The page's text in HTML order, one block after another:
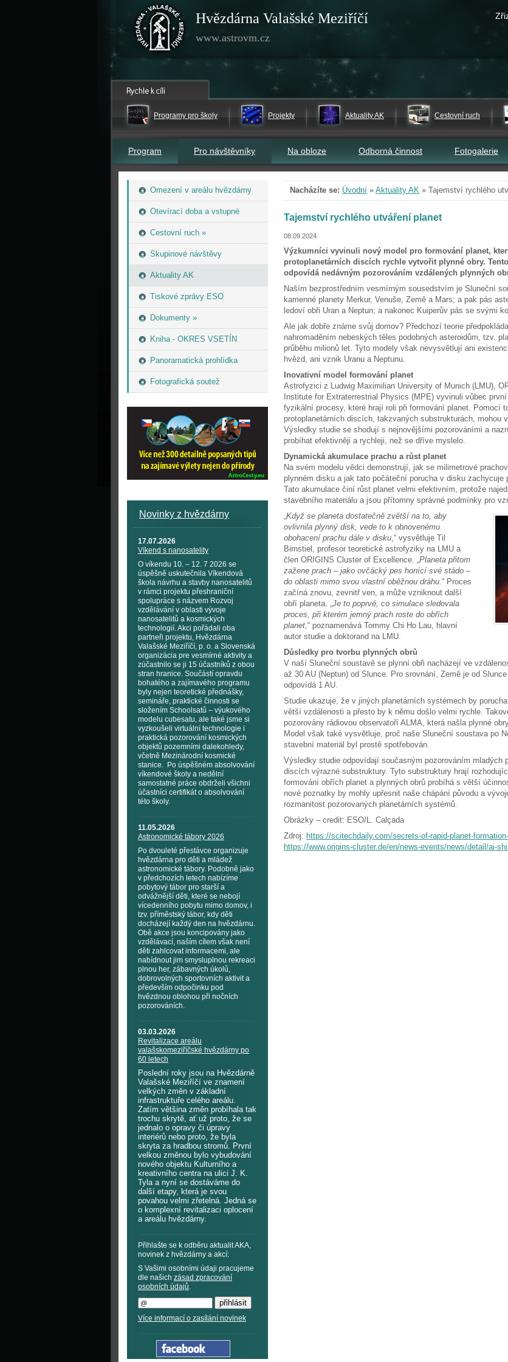
Hvězdárna Valašské Meziříčí
www.astrovm.cz
Programy pro školy Projekty Aktuality AK Cestovní ruch
Program Pro návštěvníky Na obloze Odborná činnost Fotogalerie
Omezení v areálu hvězdárny
Otevírací doba a vstupné
Cestovní ruch »
Skupinové návštěvy
Aktuality AK
Tiskové zprávy ESO
Dokumenty »
Kniha - OKRES VSETÍN
Panoramatická prohlídka
Fotografická soutež
Novinky z hvězdárny
17.07.2026
Víkend s nanosatelity
O víkendu 10. – 12. 7 2026 se
úspěšně uskutečnila Víkendová
škola návrhu a stavby nanosatelitů
v rámci projektu přeshraniční
spolupráce s názvem Rozvoj
vzdělávání v oblasti vývoje
nanosatelitů a kosmických
technologií. Akci pořádali oba
partneři projektu, Hvězdárna
Valašské Meziříčí, p. o. a Slovenská
organizácia pre vesmírné aktivity a
zúčastnilo se ji 15 účastníků z obou
stran hranice. Součástí opravdu
bohatého a zajímavého programu
byly nejen teoretické přednášky,
semináře, praktické činnosti se
složením Schoolsatů – výukového
modelu cubesatu, ale také jsme si
vyzkoušeli virtuální technologie i
praktická pozorování kosmických
objektů pozemními dalekohledy,
včetně Mezinárodní kosmické
stanice. Po úspěšném absolvování
víkendové školy a nedělní
samostatné práce obdrželi všichni
účastníci certifikát o absolvování
této školy.
11.05.2026
Astronomické tábory 2026
Po dvouleté přestávce organizuje
hvězdárna pro děti a mládež
astronomické tábory. Podobně jako
v předchozích letech nabízíme
pobytový tábor pro starší a
odvážnější děti, které se nebojí
vícedenního pobytu mimo domov, i
tzv. příměstský tábor, kdy děti
docházejí každý den na hvězdárnu.
Obě akce jsou koncipovány jako
vzdělávací, naším cílem však není
děti zahlcovat informacemi, ale
nabídnout jim smysluplnou rekreaci
plnou her, zábavných úkolů,
dobrovolných sportovních aktivit a
především odpočinku pod
hvězdnou oblohou při nočních
pozorováních.
03.03.2026
Revitalizace areálu
valašskomeziříčské hvězdárny po
60 letech
Poslední roky jsou na Hvězdárně
Valašské Meziříčí ve znamení
velkých změn v základní
infrastruktuře celého areálu.
Zatím většina změn probíhala tak
trochu skrytě, ať už proto, že se
jednalo o opravy či úpravy
interiérů nebo proto, že byla
skryta za hradbou stromů. První
velkou změnou bylo vybudování
nového objektu Kulturního a
kreativního centra na ulici J. K.
Tyla a nyní se dostáváme do
další etapy, která je svou
povahou velmi zřetelná. Jedná se
o komplexní revitalizaci oplocení
a areálu hvězdárny.
Přihlašte se k odběru aktualit AKA,
novinek z hvězdárny a akcí:
S Vašimi osobními údaji pracujeme
dle našich zásad zpracování
osobních údajů.
Více informací o zasílání novinek
Nacházíte se: Úvodní » Aktuality AK » Tajemství rychlého
Tajemství rychlého utváření planet
08.09.2024
Výzkumníci vyvinuli nový model pro formování planet,
protoplanetárních discích rychle vytvořit plynné obry.
odpovídá nedávným pozorováním vzdálených plynných
Naším bezprostředním vesmírným sousedstvím je Sluneční
kamenné planety Merkur, Venuše, Země a Mars; a pak pás
ledoví obři Uran a Neptun; a nakonec Kuiperův pás se svými
Ale jak dobře známe svůj domov? Předchozí teorie
nahromaděním nebeských těles podobných asteroidům, tzv.
průběhu milionů let. Tyto modely však nevysvětlují ani
hvězd, ani vznik Uranu a Neptunu.
Inovativní model formování planet
Astrofyzici z Ludwig Maximilian University of Munich (LMU),
Institute for Extraterrestrial Physics (MPE) vyvinuli vůbec
fyzikální procesy, které hrají roli při formování planet. Pomocí
protoplanetárních discích, takzvaných substrukturách, mohou
Výsledky studie se shodují s nejnovějšími pozorováními a
probíhat efektivněji a rychleji, než se dříve myslelo.
Dynamická akumulace prachu a růst planet
Na svém modelu vědci demonstrují, jak se milimetrové
plynném disku a jak tato počáteční porucha v disku zachycuje
Tato akumulace činí růst planet velmi efektivním, protože
stavebního materiálu a jsou přítomny správné podmínky pro
„Když se planeta dostatečně zvětší na to, aby
ovlivnila plynný disk, vede to k obnovenému
obohacení prachu dále v disku,“ vysvětluje Til
Birnstiel, profesor teoretické astrofyziky na LMU a
člen ORIGINS Cluster of Excellence. „Planeta přitom
zažene prach – jako ovčácký pes honící své stádo –
do oblasti mimo svou vlastní oběžnou dráhu.“ Proces
začíná znovu, zevnitř ven, a může vzniknout další
obří planeta. „Je to poprvé, co simulace sledovala
proces, při kterém jemný prach roste do obřích
planet,“ poznamenává Tommy Chi Ho Lau, hlavní
autor studie a doktorand na LMU.
Důsledky pro tvorbu plynných obrů
V naší Sluneční soustavě se plynní obři nacházejí ve
až 30 AU (Neptun) od Slunce. Pro srovnání, Země je od
odpovídá 1 AU.
Studie ukazuje, že v jiných planetárních systémech by
větší vzdálenosti a přesto by k němu došlo velmi rychle.
pozorovány rádiovou observatoří ALMA, která našla plynné
Model však také vysvětluje, proč naše Sluneční soustava po
stavební materiál byl prostě spotřebován.
Výsledky studie odpovídají současným pozorováním
discích výrazné substruktury. Tyto substruktury hrají
formování obřích planet a plynných obrů probíhá s větší
nové poznatky by mohly upřesnit naše chápání původu a
rozmanitost pozorovaných planetárních systémů.
Obrázky – credit: ESO/L. Calçada
Zdroj: https://scitechdaily.com/secrets-of-rapid-planet-
https://www.origins-cluster.de/en/news-events/news/detail/ai-